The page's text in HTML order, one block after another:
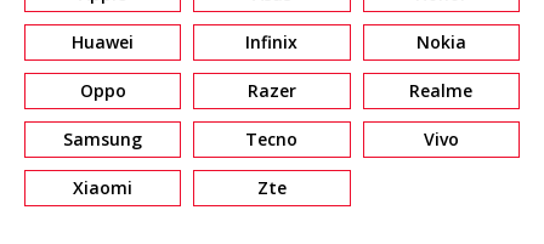
Huawei Infinix Nokia
Oppo Razer Realme
Samsung Tecno Vivo
Xiaomi Zte